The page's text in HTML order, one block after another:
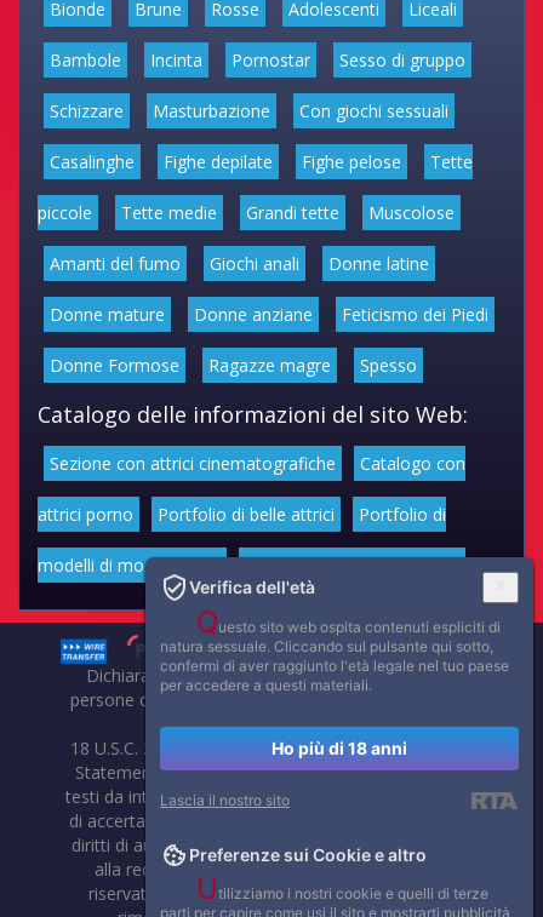
Bionde Brune Rosse Adolescenti Liceali
Bambole Incinta Pornostar Sesso di gruppo
Schizzare Masturbazione Con giochi sessuali
Casalinghe Fighe depilate Fighe pelose Tette
piccole Tette medie Grandi tette Muscolose
Amanti del fumo Giochi anali Donne latine
Donne mature Donne anziane Feticismo dei Piedi
Donne Formose Ragazze magre Spesso
Catalogo delle informazioni del sito Web:
Sezione con attrici cinematografiche Catalogo con
attrici porno Portfolio di belle attrici Portfolio di
modelli di moda volgari Affascinanti star dello sport
Dichiarazione di non responsabilità: tutti i membri e le
persone che compaiono su questo sito hanno almeno 18
anni.
18 U.S.C. 2257 Record-Keeping Requirements Compliance
Statement. Affaritaliani, prima di pubblicare foto, video o
testi da internet, compie tutte le opportune verifiche al fine
di accertarne il libero regime di circolazione e non violare i
diritti di autore o altri diritti esclusivi di terzi. Per segnalare
alla redazione eventuali errori nell'uso del materiale
riservato, scriveteci: provvederemo prontamente alla
Verifica dell'età
Questo sito web ospita contenuti espliciti di
natura sessuale. Cliccando sul pulsante qui sotto,
confermi di aver raggiunto l'età legale nel tuo paese
per accedere a questi materiali.
Ho più di 18 anni
Lascia il nostro sito
Preferenze sui Cookie e altro
Utilizziamo i nostri cookie e quelli di terze
parti per capire come usi il sito e mostrarti pubblicità